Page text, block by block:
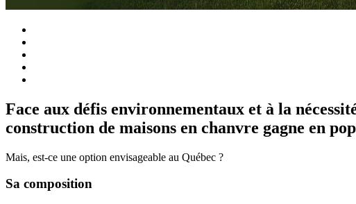
Face aux défis environnementaux et à la
construction de maisons en chanvre gagne en
Mais, est-ce une option envisageable au Québec ?
Sa composition